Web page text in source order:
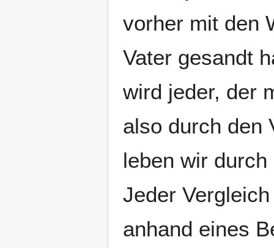
vorher mit den
Vater gesandt
wird jeder, der
also durch den
leben wir
Jeder
anhand eines